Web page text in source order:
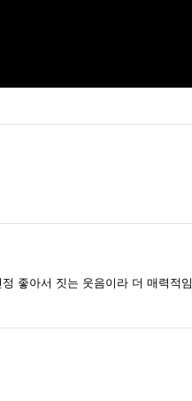
좋아서 짓는 웃음이라 더 매력적임